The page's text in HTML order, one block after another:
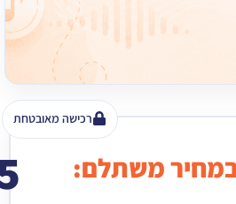
רכישה מאובטחת
משתלם: ₪ 15